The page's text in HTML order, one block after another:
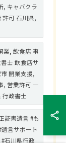
, キャバクラ
許可 石川県,
業, 飲食店 事
士 飲食店サ
開業支援,
, 営業許可 一
行政書士
証書遺言 #も
言サポート
石川県行政